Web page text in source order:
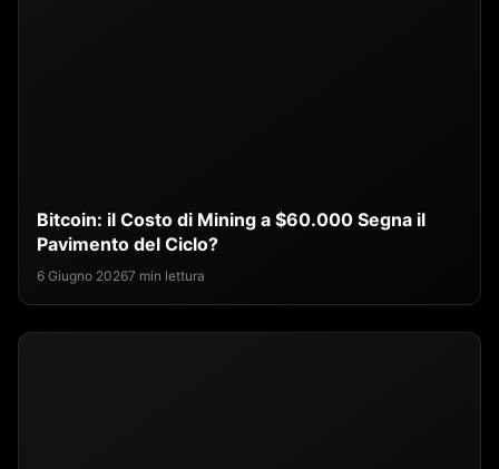
Bitcoin: il Costo di Mining a $60.000 Segna il
Pavimento del Ciclo?
6 Giugno 20267 min lettura